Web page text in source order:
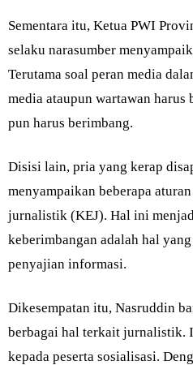
Sementara itu, Ketua PWI
selaku narasumber
Terutama soal peran media
media ataupun wartawan
pun harus berimbang.
Disisi lain, pria yang kerap
menyampaikan beberapa
jurnalistik (KEJ). Hal ini
keberimbangan adalah hal
penyajian informasi.
Dikesempatan itu, Nasruddin
berbagai hal terkait jurnalistik.
kepada peserta sosialisasi.